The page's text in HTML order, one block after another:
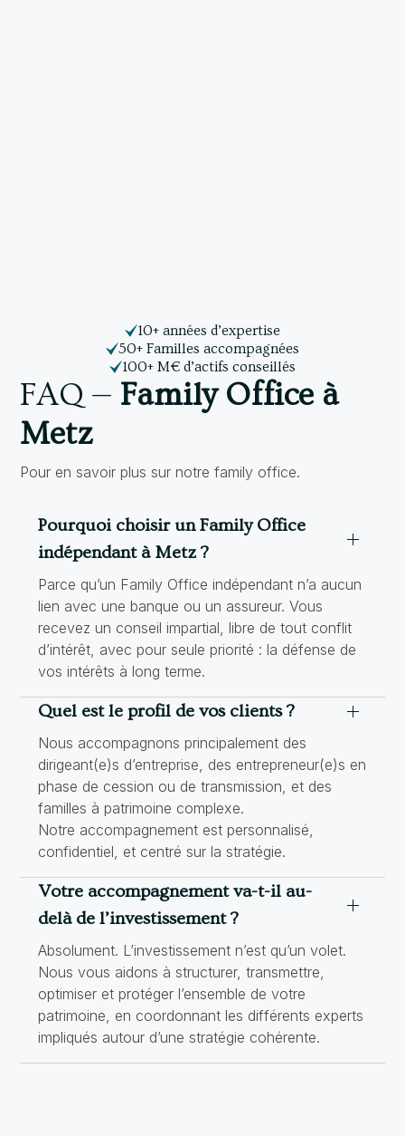
10+ années d’expertise
50+ Familles accompagnées
100+ M€ d’actifs conseillés
FAQ — Family Office à
Metz
Pour en savoir plus sur notre family office.
Pourquoi choisir un Family Office
indépendant à Metz ?
Parce qu’un Family Office indépendant n’a aucun
lien avec une banque ou un assureur. Vous
recevez un conseil impartial, libre de tout conflit
d’intérêt, avec pour seule priorité : la défense de
vos intérêts à long terme.
Quel est le profil de vos clients ?
Nous accompagnons principalement des
dirigeant(e)s d’entreprise, des entrepreneur(e)s en
phase de cession ou de transmission, et des
familles à patrimoine complexe.
Notre accompagnement est personnalisé,
confidentiel, et centré sur la stratégie.
Votre accompagnement va-t-il au-
delà de l’investissement ?
Absolument. L’investissement n’est qu’un volet.
Nous vous aidons à structurer, transmettre,
optimiser et protéger l’ensemble de votre
patrimoine, en coordonnant les différents experts
impliqués autour d’une stratégie cohérente.